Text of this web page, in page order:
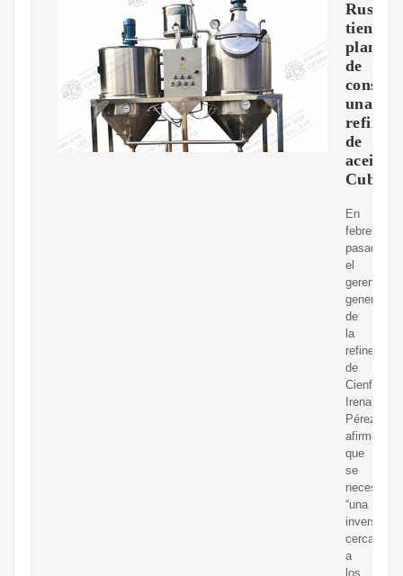
Rusia
tiene
planes
de
una
de
Cuba
En
febrero
pasado,
el
gerente
general
de
la
refinería
de
Irenaldo
Pérez,
afirmó
que
se
necesita
“una
inversión
cercana
a
los